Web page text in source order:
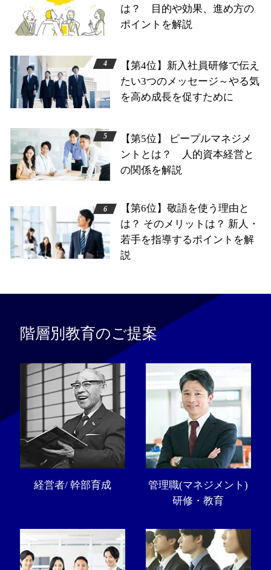
は？ 目的や効果、進め方の
ポイントを解説
【第4位】新入社員研修で伝え
たい3つのメッセージ～やる気
を高め成長を促すために
【第5位】 ピープルマネジメ
ントとは？ 人的資本経営と
の関係を解説
【第6位】敬語を使う理由と
は？ そのメリットは？ 新人・
若手を指導するポイントを解
説
階層別教育のご提案
経営者/ 幹部育成
管理職(マネジメント)
研修・教育